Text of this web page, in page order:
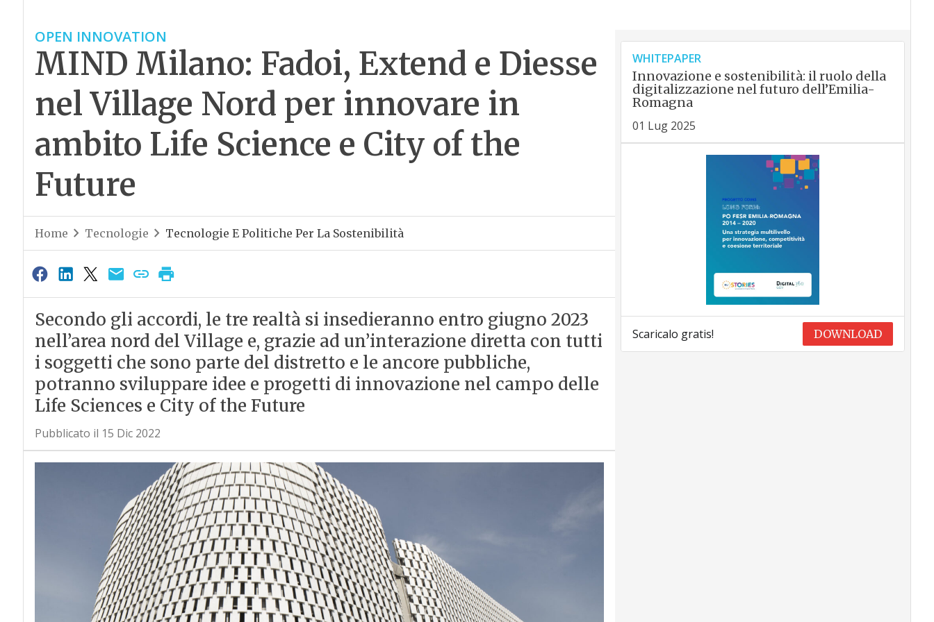
OPEN INNOVATION
MIND Milano: Fadoi, Extend e Diesse
nel Village Nord per innovare in
ambito Life Science e City of the
Future
Home Tecnologie Tecnologie E Politiche Per La Sostenibilità
Secondo gli accordi, le tre realtà si insedieranno entro giugno 2023
nell’area nord del Village e, grazie ad un’interazione diretta con tutti
i soggetti che sono parte del distretto e le ancore pubbliche,
potranno sviluppare idee e progetti di innovazione nel campo delle
Life Sciences e City of the Future
Pubblicato il 15 Dic 2022
WHITEPAPER
Innovazione e sostenibilità: il ruolo della
digitalizzazione nel futuro dell’Emilia-
Romagna
01 Lug 2025
Scaricalo gratis! DOWNLOAD